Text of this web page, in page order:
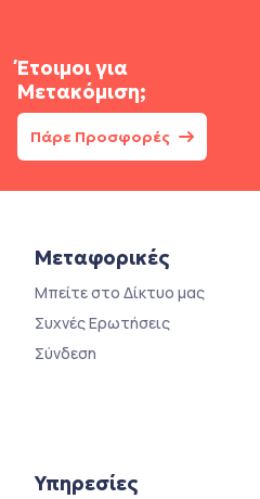
Έτοιμοι για
Μετακόμιση;
Πάρε Προσφορές
Μεταφορικές
Μπείτε στο Δίκτυο μας
Συχνές Ερωτήσεις
Σύνδεση
Υπηρεσίες